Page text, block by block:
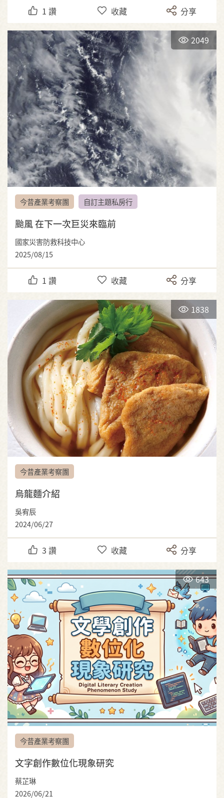
1 讚 收藏 分享
2049
今昔產業考察團 自訂主題私房行
颱風 在下一次巨災來臨前
國家災害防救科技中心
2025/08/15
1 讚 收藏 分享
1838
今昔產業考察團
烏龍麵介紹
吳宥辰
2024/06/27
3 讚 收藏 分享
643
今昔產業考察團
文字創作數位化現象研究
蔡芷琳
2026/06/21